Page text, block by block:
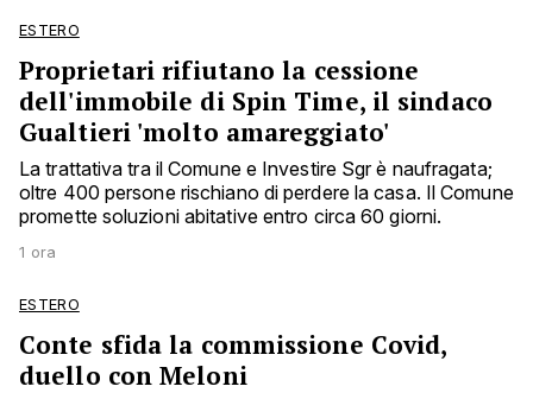
ESTERO
Proprietari rifiutano la cessione
dell'immobile di Spin Time, il sindaco
Gualtieri 'molto amareggiato'
La trattativa tra il Comune e Investire Sgr è naufragata;
oltre 400 persone rischiano di perdere la casa. Il Comune
promette soluzioni abitative entro circa 60 giorni.
1 ora
ESTERO
Conte sfida la commissione Covid,
duello con Meloni